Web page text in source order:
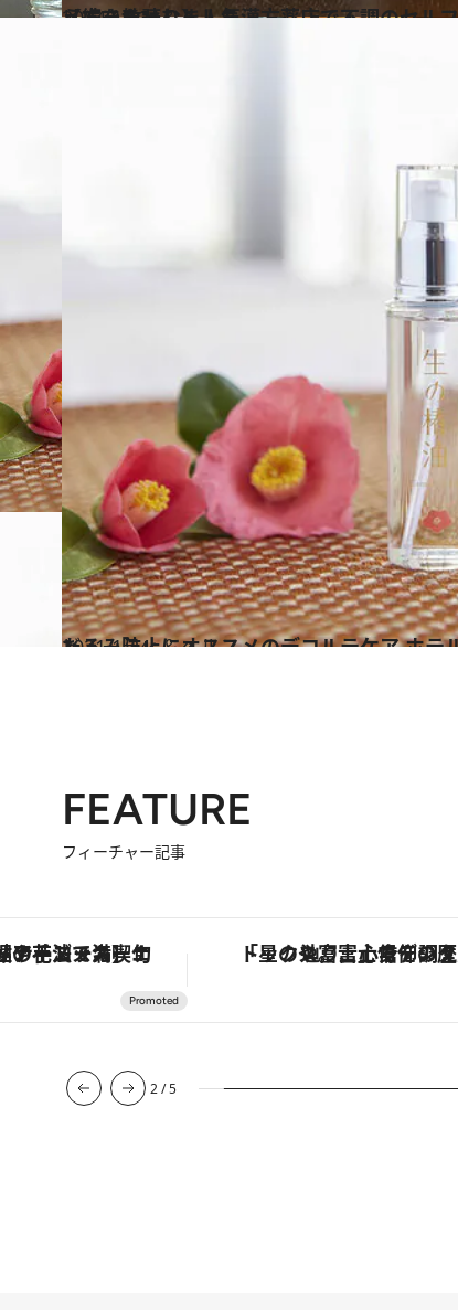
2024.10.31
【続きを読む】人気漢方薬店で不調のセルフチェック方法と漢方の考え方を教わりました
ビューティ＆ヘルス
2021.1.24
たるみ防止にオススメのデコルテケア ホテ
ビューティ＆ヘルス
FEATURE
フィーチャー記事
ズッキーニなどをイタリア・トスカーナの郷土料理の手法で満喫！ 「星のや富士」でデジタルデトックス。冨士信仰の歴史を辿
2/5